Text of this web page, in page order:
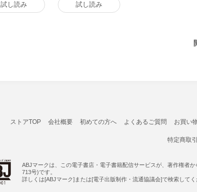
試し読み
試し読み
ストアTOP 会社概要 初めての方へ よくあるご質問 お買い
特定商取
ABJマークは、この電子書店・電子書籍配信サービスが、著作権者
713号)です。
詳しくは[ABJマーク]または[電子出版制作・流通協議会]で検索してく